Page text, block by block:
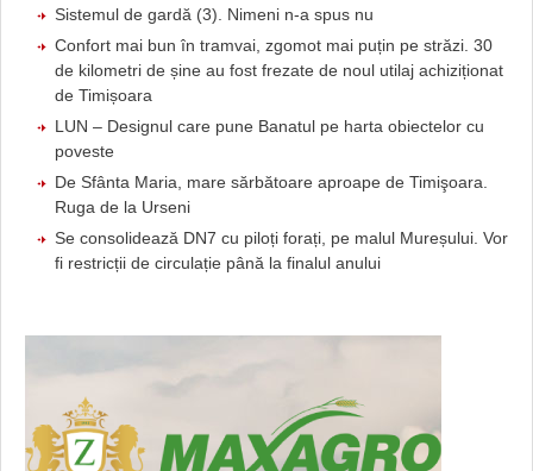
Sistemul de gardă (3). Nimeni n-a spus nu
Confort mai bun în tramvai, zgomot mai puțin pe străzi. 30
de kilometri de șine au fost frezate de noul utilaj achiziționat
de Timișoara
LUN – Designul care pune Banatul pe harta obiectelor cu
poveste
De Sfânta Maria, mare sărbătoare aproape de Timişoara.
Ruga de la Urseni
Se consolidează DN7 cu piloți forați, pe malul Mureșului. Vor
fi restricții de circulație până la finalul anului